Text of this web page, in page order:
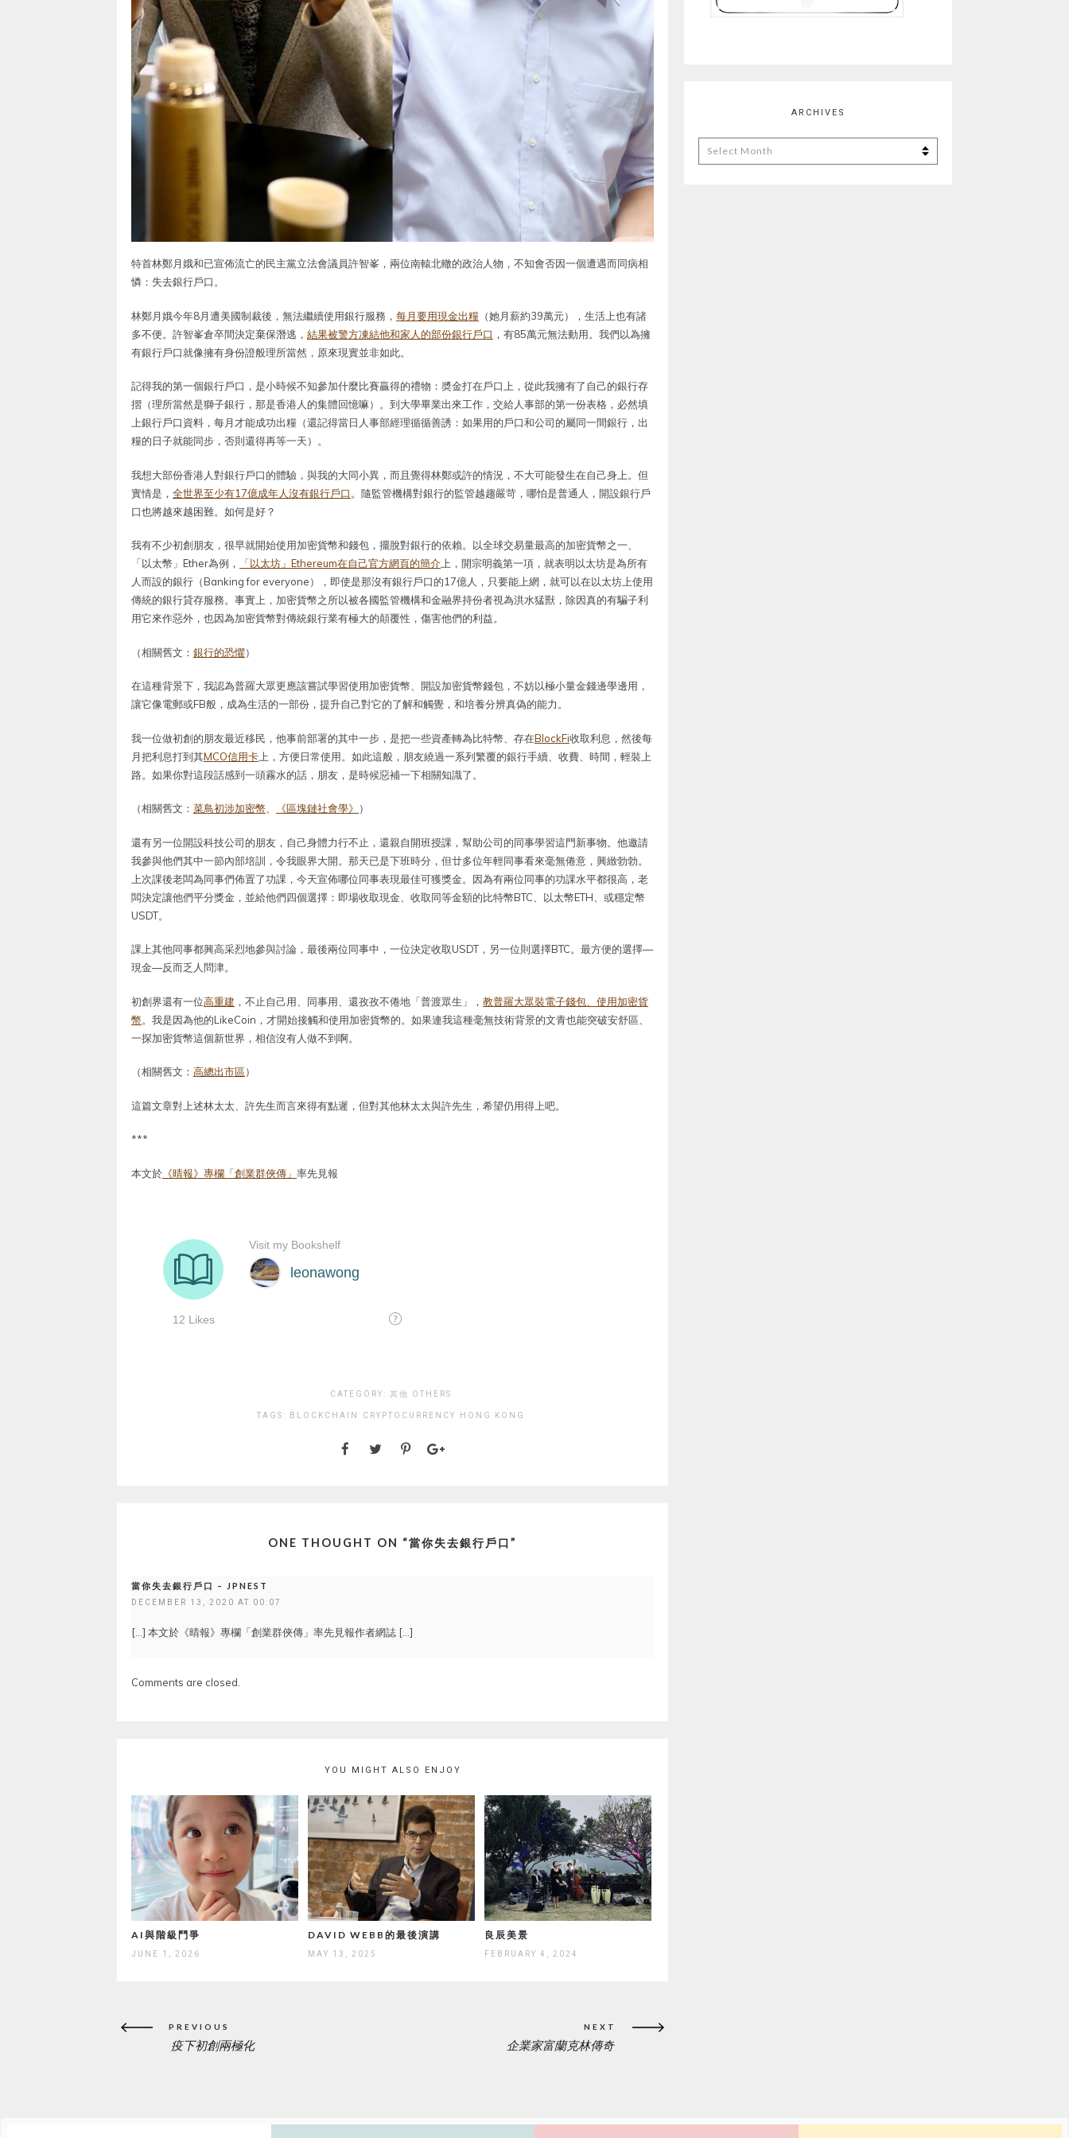
特首林鄭月娥和已宣佈流亡的民主黨立法會議員許智峯，兩位南轅北轍的政治人物，不知會否因一個遭遇而同病相
憐：失去銀行戶口。
林鄭月娥今年8月遭美國制裁後，無法繼續使用銀行服務， 每月要用現金出糧 （她月薪約39萬元），生活上也有諸
多不便。許智峯倉卒間決定棄保潛逃， 結果被警方凍結他和家人的部份銀行戶口 ，有85萬元無法動用。我們以為擁
有銀行戶口就像擁有身份證般理所當然，原來現實並非如此。
記得我的第一個銀行戶口，是小時候不知參加什麼比賽贏得的禮物：奬金打在戶口上，從此我擁有了自己的銀行存
摺（理所當然是獅子銀行，那是香港人的集體回憶嘛）。到大學畢業出來工作，交給人事部的第一份表格，必然填
上銀行戶口資料，每月才能成功出糧（還記得當日人事部經理循循善誘：如果用的戶口和公司的屬同一間銀行，出
糧的日子就能同步，否則還得再等一天）。
我想大部份香港人對銀行戶口的體驗，與我的大同小異，而且覺得林鄭或許的情況，不大可能發生在自己身上。但
實情是， 全世界至少有17億成年人沒有銀行戶口 。隨監管機構對銀行的監管越趨嚴苛，哪怕是普通人，開設銀行戶
口也將越來越困難。如何是好？
我有不少初創朋友，很早就開始使用加密貨幣和錢包，擺脫對銀行的依賴。以全球交易量最高的加密貨幣之一、
「以太幣」Ether為例，
「以太坊」Ethereum在自己官方網頁的簡介上，開宗明義第一項，就表明以太坊是為所有
人而設的銀行（Banking for everyone），即使是那沒有銀行戶口的17億人，只要能上網，就可以在以太坊上使用
傳統的銀行貸存服務。事實上，加密貨幣之所以被各國監管機構和金融界持份者視為洪水猛獸，除因真的有騙子利
用它來作惡外，也因為加密貨幣對傳統銀行業有極大的顛覆性，傷害他們的利益。
（相關舊文： 銀行的恐懼）
在這種背景下，我認為普羅大眾更應該嘗試學習使用加密貨幣、開設加密貨幣錢包，不妨以極小量金錢邊學邊用，
讓它像電郵或FB般，成為生活的一部份，提升自己對它的了解和觸覺，和培養分辨真偽的能力。
我一位做初創的朋友最近移民，他事前部署的其中一步，是把一些資產轉為比特幣、存在BlockFi收取利息，然後每
月把利息打到其MCO信用卡 上，方便日常使用。如此這般，朋友繞過一系列繁覆的銀行手續、收費、時間，輕裝上
路。如果你對這段話感到一頭霧水的話，朋友，是時候惡補一下相關知識了。
（相關舊文： 菜鳥初涉加密幣、 《區塊鏈社會學》 ）
還有另一位開設科技公司的朋友，自己身體力行不止，還親自開班授課，幫助公司的同事學習這門新事物。他邀請
我參與他們其中一節內部培訓，令我眼界大開。那天已是下班時分，但廿多位年輕同事看來毫無倦意，興緻勃勃。
上次課後老闆為同事們佈置了功課，今天宣佈哪位同事表現最佳可獲獎金。因為有兩位同事的功課水平都很高，老
闆決定讓他們平分獎金，並給他們四個選擇：即場收取現金、收取同等金額的比特幣BTC、以太幣ETH、或穩定幣
USDT。
課上其他同事都興高采烈地參與討論，最後兩位同事中，一位決定收取USDT，另一位則選擇BTC。最方便的選擇—
現金—反而乏人問津。
初創界還有一位高重建 ，不止自己用、同事用、還孜孜不倦地「普渡眾生」， 教普羅大眾裝電子錢包、使用加密貨
幣。我是因為他的LikeCoin，才開始接觸和使用加密貨幣的。如果連我這種毫無技術背景的文青也能突破安舒區、
一探加密貨幣這個新世界，相信沒有人做不到啊。
（相關舊文： 高總出市區）
這篇文章對上述林太太、許先生而言來得有點遲，但對其他林太太與許先生，希望仍用得上吧。
***
本文於 《晴報》專欄「創業群俠傳」 率先見報
CATEGORY: 其他 OTHERS
TAGS: BLOCKCHAIN CRYPTOCURRENCY HONG KONG
ONE THOUGHT ON “當你失去銀行戶口”
當你失去銀行戶口 – JPNEST
DECEMBER 13, 2020 AT 00:07
[…] 本文於《晴報》專欄「創業群俠傳」率先見報作者網誌 […]
Comments are closed.
YOU MIGHT ALSO ENJOY
AI與階級鬥爭
JUNE 1, 2026
DAVID WEBB的最後演講
MAY 13, 2025
良辰美景
FEBRUARY 4, 2024
Post
PREVIOUS
PREVIOUS疫下初創兩極化
NEXT
企業家富蘭克林傳奇
ARCHIVES
Archives